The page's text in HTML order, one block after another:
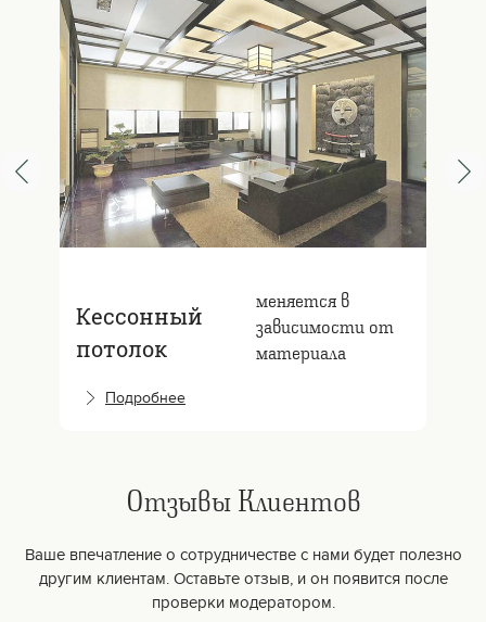
Кессонный
потолок
меняется в
зависимости от
материала
Подробнее
Отзывы Клиентов
Ваше впечатление о сотрудничестве с нами будет полезно
другим клиентам. Оставьте отзыв, и он появится после
проверки модератором.